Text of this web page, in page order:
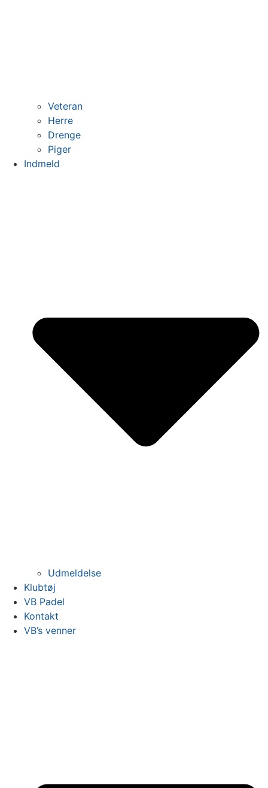
Veteran
Herre
Drenge
Piger
Indmeld
Udmeldelse
Klubtøj
VB Padel
Kontakt
VB’s venner